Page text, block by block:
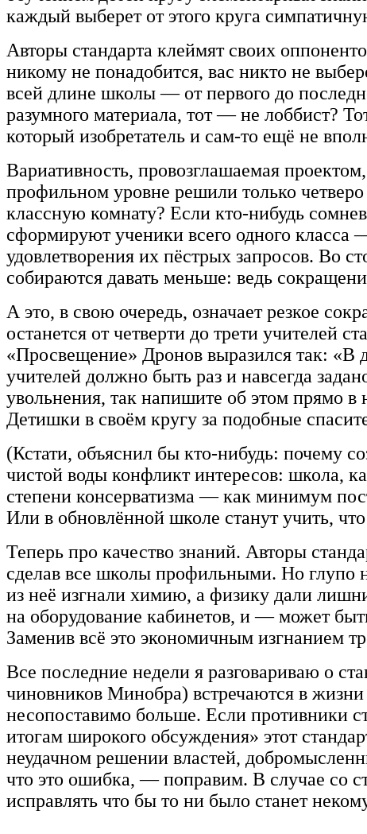
каждый выберет от этого круга
Авторы стандарта клеймят своих
никому не понадобится, вас никто не
всей длине школы — от первого до
разумного материала, тот — не лоббист?
который изобретатель и сам-то ещё не
Вариативность, провозглашаемая
профильном уровне решили только
классную комнату? Если кто-нибудь
сформируют ученики всего одного класса
удовлетворения их пёстрых запросов. Во
собираются давать меньше: ведь
А это, в свою очередь, означает резкое
останется от четверти до трети учителей
«Просвещение» Дронов выразился так: «В
учителей должно быть раз и навсегда
увольнения, так напишите об этом прямо в
Детишки в своём кругу за подобные
(Кстати, объяснил бы кто-нибудь: почему
чистой воды конфликт интересов: школа,
степени консерватизма — как минимум
Или в обновлённой школе станут учить,
Теперь про качество знаний. Авторы
сделав все школы профильными. Но глупо
из неё изгнали химию, а физику дали
на оборудование кабинетов, и — может
Заменив всё это экономичным изгнанием
Все последние недели я разговариваю о
чиновников Минобра) встречаются в
несопоставимо больше. Если противники
итогам широкого обсуждения» этот
неудачном решении властей,
что это ошибка, — поправим. В случае со
исправлять что бы то ни было станет